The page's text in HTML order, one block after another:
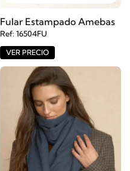
Fular Estampado Amebas
Ref: 16504FU
VER PRECIO